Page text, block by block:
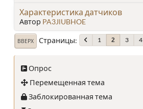
Характеристика датчиков
Автор PA3JlUBHOE
ВВЕРХ Страницы 1 2 3 4
Опрос
Перемещенная тема
Заблокированная тема